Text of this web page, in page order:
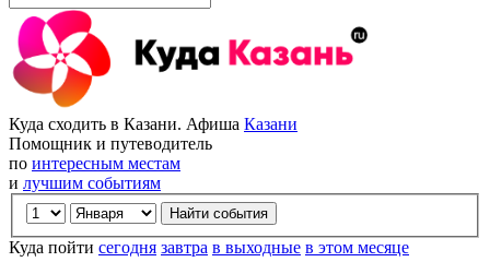
Куда сходить в Казани. Афиша Казани
Помощник и путеводитель
по интересным местам
и лучшим событиям
Куда пойти сегодня завтра в выходные в этом месяце